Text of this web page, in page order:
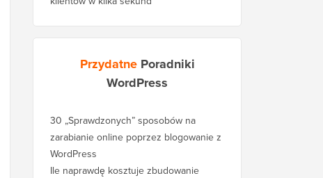
Przydatne Poradniki
WordPress
30 „Sprawdzonych” sposobów na
zarabianie online poprzez blogowanie z
WordPress
Ile naprawdę kosztuje zbudowanie